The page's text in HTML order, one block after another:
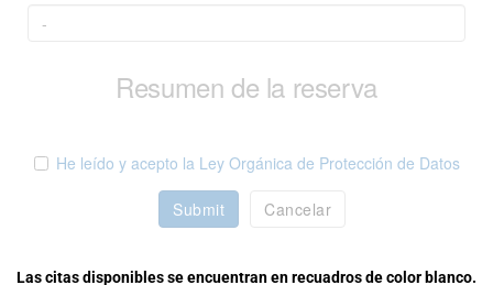
Resumen de la reserva
He leído y acepto la Ley Orgánica de Protección de Datos
Submit Cancelar
Las citas disponibles se encuentran en recuadros de color blanco.